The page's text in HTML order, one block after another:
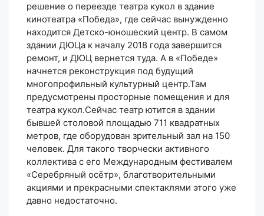
решение о переезде театра кукол в здание
кинотеатра «Победа», где сейчас вынужденно
находится Детско-юношеский центр. В самом
здании ДЮЦа к началу 2018 года завершится
ремонт, и ДЮЦ вернется туда. А в «Победе»
начнется реконструкция под будущий
многопрофильный культурный центр.Там
предусмотрены просторные помещения и для
театра кукол.Сейчас театр ютится в здании
бывшей столовой площадью 711 квадратных
метров, где оборудован зрительный зал на 150
человек. Для такого творчески активного
коллектива с его Международным фестивалем
«Серебряный осётр», благотворительными
акциями и прекрасными спектаклями этого уже
давно недостаточно.